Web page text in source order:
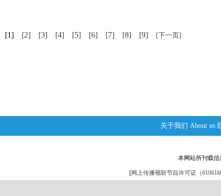
[1] [2] [3] [4] [5] [6] [7] [8] [9] [下一页]
关于我们 About us
本网站所刊载
[网上传播视听节目许可证（